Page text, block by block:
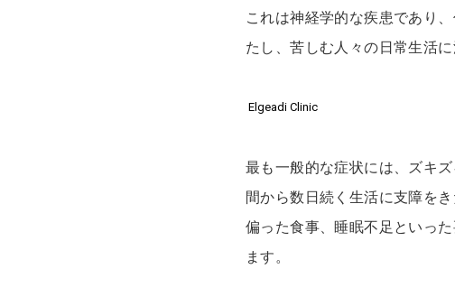
これは神経学的な疾患であり
たし、苦しむ人々の日常生活
Elgeadi Clinic
最も一般的な症状には、ズキ
間から数日続く生活に支障を
偏った食事、睡眠不足といっ
ます。